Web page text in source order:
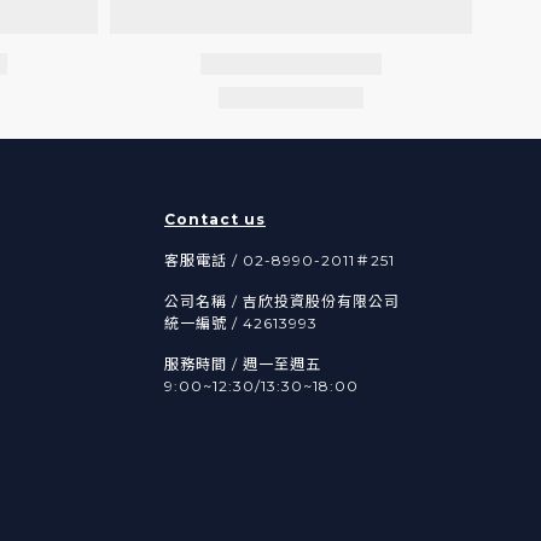
Contact us
客服電話 / 02-8990-2011＃251
公司名稱 / 吉欣投資股份有限公司
統一編號 / 42613993
服務時間 / 週一至週五
9:00~12:30/13:30~18:00